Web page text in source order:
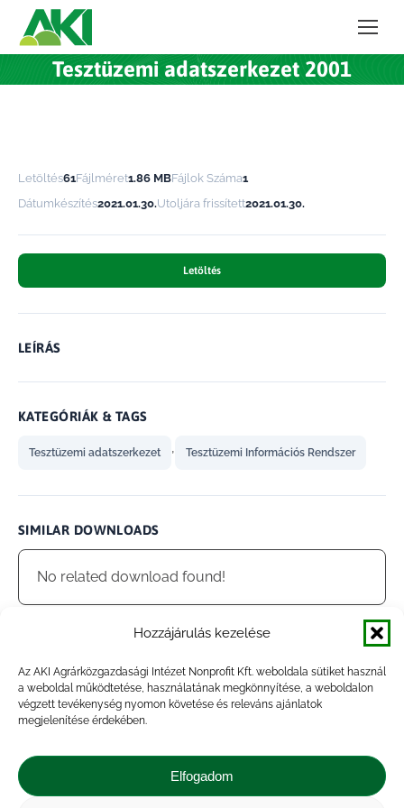
Hozzájárulás kezelése
Az AKI Agrárközgazdasági Intézet Nonprofit Kft. weboldala sütiket használ
a weboldal működtetése, használatának megkönnyítése, a weboldalon
végzett tevékenység nyomon követése és releváns ajánlatok
megjelenítése érdekében.
Elfogadom
Tesztüzemi adatszerkezet 2001
Letöltés61Fájlméret1.86 MBFájlok Száma1
Dátumkészítés2021.01.30.Utoljára frissített2021.01.30.
Letöltés
LEÍRÁS
KATEGÓRIÁK & TAGS
Tesztüzemi adatszerkezet , Tesztüzemi Információs Rendszer
SIMILAR DOWNLOADS
No related download found!
admin Updated 2021.01.30.
ShareShareShareShare